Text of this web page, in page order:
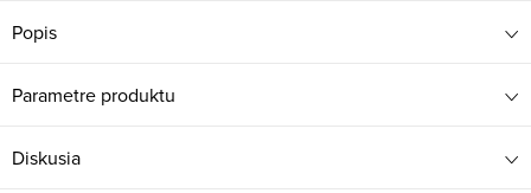
Popis
Parametre produktu
Diskusia